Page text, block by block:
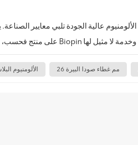
الألومنيوم 26 مم غطاء صودا البيرة